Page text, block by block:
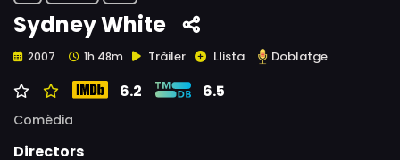
Sydney White
2007 1h 48m Tràiler Llista Doblatge
6.2 6.5
Comèdia
Directors